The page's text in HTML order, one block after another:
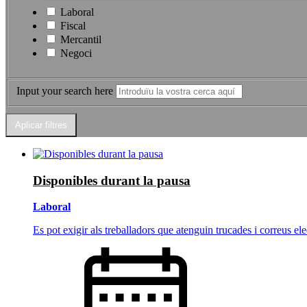
Laboral
Fiscal
Mercantil
Negoci
Input your search here
Disponibles durant la pausa
Laboral
Es pot exigir als treballadors que atenguin trucades i correus